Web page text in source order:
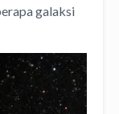
galaksi